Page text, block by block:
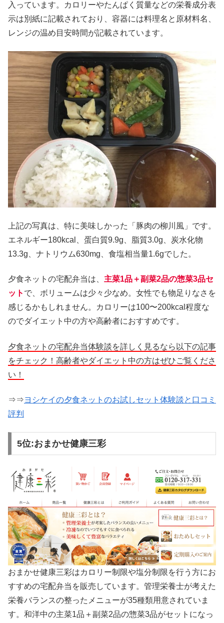
入っています。カロリーやたんぱく質量などの栄養成分表
示は別紙に記載されており、容器には料理名と原材料名、
レンジの温め目安時間が記載されています。
上記の写真は、特に美味しかった「豚肉の柳川風」です。
エネルギー180kcal、蛋白質9.9g、脂質3.0g、炭水化物
13.3g、ナトリウム630mg、食塩相当量1.6gでした。
夕食ネットの宅配弁当は、 主菜1品＋副菜2品の惣菜3品セ
ット で、ボリュームは少々少なめ。女性でも物足りなさを
感じるかもしれません。カロリーは100〜200kcal程度な
のでダイエット中の方や高齢者におすすめです。
夕食ネットの宅配弁当体験談を詳しく見るなら以下の記事
をチェック！高齢者やダイエット中の方はぜひご覧くださ
い！
⇒⇒ヨシケイの夕食ネットのお試しセット体験談と口コミ
評判
5位:おまかせ健康三彩
おまかせ健康三彩はカロリー制限や塩分制限を行う方にお
すすめの宅配弁当を販売しています。管理栄養士が考えた
栄養バランスの整ったメニューが35種類用意されていま
す。和洋中の主菜1品＋副菜2品の惣菜3品がセットになっ